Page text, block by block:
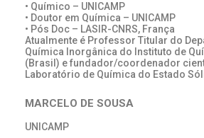
• Químico – UNICAMP
• Doutor em Química – UNICAMP
• Pós Doc – LASIR-CNRS, França
Atualmente é Professor Titular do
Química Inorgânica do Instituto de
(Brasil) e fundador/coordenador
Laboratório de Química do Estado
MARCELO DE SOUSA
UNICAMP